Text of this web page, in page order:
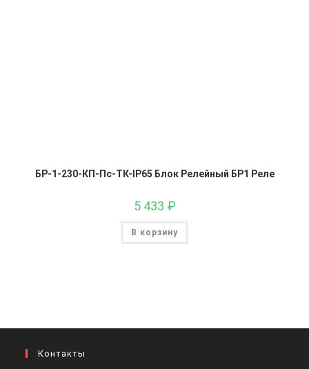
БР-1-230-КП-Пс-ТК-IP65 Блок Релейный БР1 Реле
5 433 ₽
В корзину
Контакты